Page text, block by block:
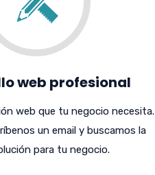
web profesional
web que tu negocio necesita.
un email y buscamos la
para tu negocio.